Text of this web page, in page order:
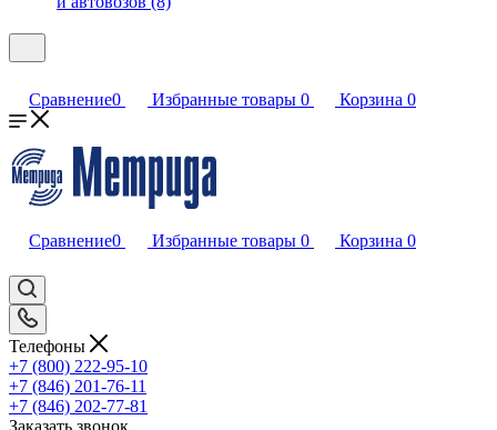
Сравнение0 Избранные товары 0 Корзина 0
Сравнение0 Избранные товары 0 Корзина 0
Телефоны
+7 (800) 222-95-10
+7 (846) 201-76-11
+7 (846) 202-77-81
Заказать звонок